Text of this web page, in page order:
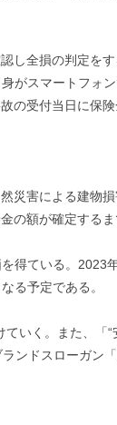
し全損の判定をす
がスマートフォ
の受付当日に保
災害による建物
の額が確定する
得ている。2023
る予定である。
いく。また、「
ンドスローガン